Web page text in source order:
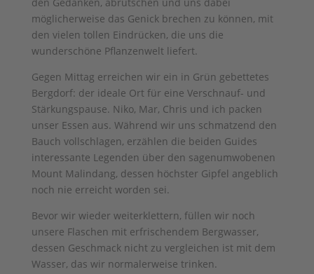
möglicherweise das Genick brechen zu können, mit
den vielen tollen Eindrücken, die uns die
wunderschöne Pflanzenwelt liefert.
Gegen Mittag erreichen wir ein in Grün gebettetes
Bergdorf: der ideale Ort für eine Verschnauf- und
Stärkungspause. Niko, Mar, Chris und ich packen
unser Essen aus. Während wir uns schmatzend den
Bauch vollschlagen, erzählen die beiden Guides
interessante Legenden über den sagenumwobenen
Mount Malindang, dessen höchster Gipfel angeblich
noch nie erreicht worden sei.
Bevor wir wieder weiterklettern, füllen wir noch
unsere Flaschen mit erfrischendem Bergwasser,
dessen Geschmack nicht zu vergleichen ist mit dem
Wasser, das wir normalerweise trinken.